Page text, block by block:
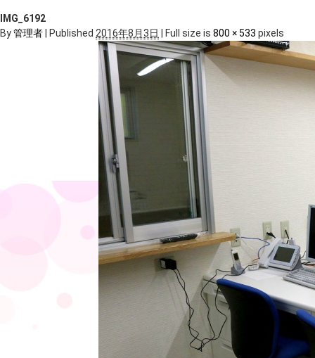
IMG_6192
By管理者 Published 2016年8月3日 Full size is 800 × 533 pixels